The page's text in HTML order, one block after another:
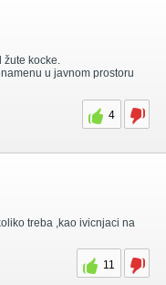
žute kocke.
u javnom prostoru
4
treba ,kao ivicnjaci na
11